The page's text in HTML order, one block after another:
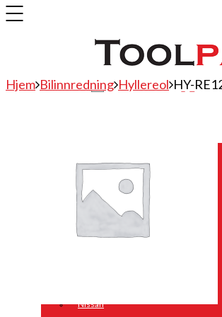
Hyundai
Nissan
Hjem Bilinnredning Hyllereol HY-